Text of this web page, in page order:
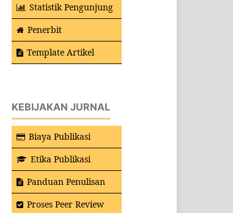
Statistik Pengunjung
Penerbit
Template Artikel
KEBIJAKAN JURNAL
Biaya Publikasi
Etika Publikasi
Panduan Penulisan
Proses Peer Review